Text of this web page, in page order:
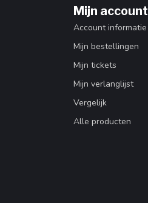
Mijn account
Account informatie
Mijn bestellingen
Mijn tickets
Mijn verlanglijst
Vergelijk
Alle producten